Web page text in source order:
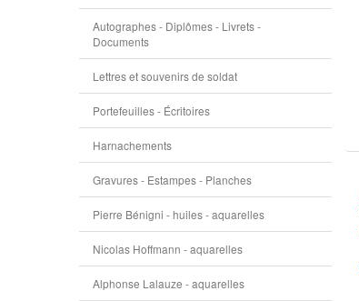
Autographes - Diplômes - Livrets -
Documents
Lettres et souvenirs de soldat
Portefeuilles - Écritoires
Harnachements
Gravures - Estampes - Planches
Pierre Bénigni - huiles - aquarelles
Nicolas Hoffmann - aquarelles
Alphonse Lalauze - aquarelles